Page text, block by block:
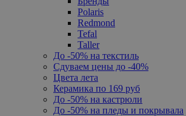
Polaris
Redmond
Tefal
Taller
До -50% на текстиль
Сдуваем цены до -40%
Цвета лета
Керамика по 169 руб
До -50% на кастрюли
До -50% на пледы и покрывала